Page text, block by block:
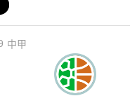
中甲